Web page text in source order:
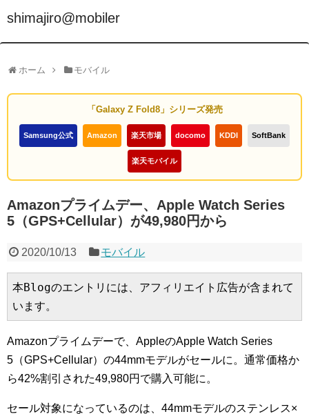
shimajiro@mobiler
ホーム モバイル
「Galaxy Z Fold8」シリーズ発売
Samsung公式 Amazon 楽天市場 docomo KDDI SoftBank
楽天モバイル
Amazonプライムデー、Apple Watch Series
5（GPS+Cellular）が49,980円から
2020/10/13 モバイル
本Blogのエントリには、アフィリエイト広告が含まれて
います。
Amazonプライムデーで、AppleのApple Watch Series
5（GPS+Cellular）の44mmモデルがセールに。通常価格か
ら42%割引された49,980円で購入可能に。
セール対象になっているのは、44mmモデルのステンレス×